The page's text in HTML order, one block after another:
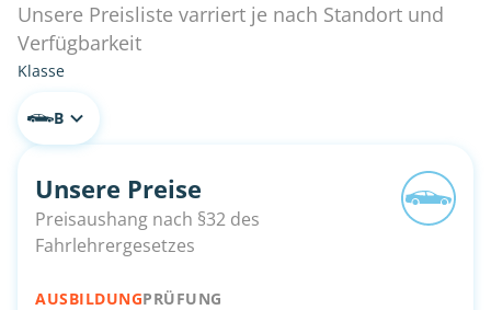
Unsere Preisliste varriert je nach Standort und
Verfügbarkeit
Klasse
B
Unsere Preise
Preisaushang nach §32 des
Fahrlehrergesetzes
AUSBILDUNGPRÜFUNG